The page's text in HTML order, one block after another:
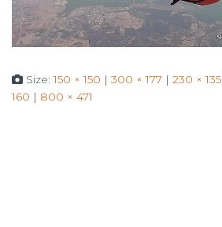
Size:150 × 150 | 300 × 177 | 230 × 135
160 | 800 × 471